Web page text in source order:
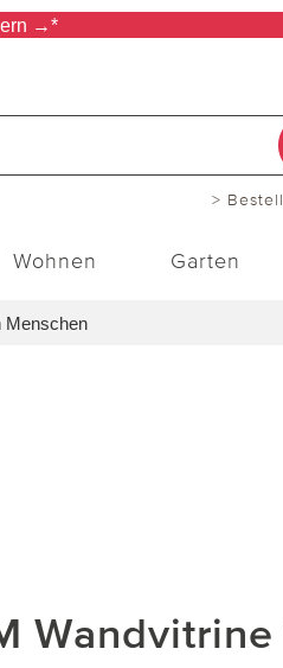
→*
>
Wohnen Garten
Menschen